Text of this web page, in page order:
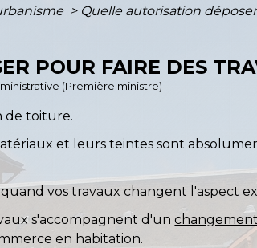
> Quelle autorisation
POUR FAIRE DES
(Première ministre)
de toiture.
et leurs teintes sont
vos travaux changent l'aspect
s'accompagnent d'un
en habitation.